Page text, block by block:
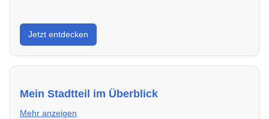
Entdecke Neubauprojekte in Siegen – modern,
energieeffizient und sofort bezugsfertig.
Jetzt entdecken
Mein Stadtteil im Überblick
Mehr anzeigen